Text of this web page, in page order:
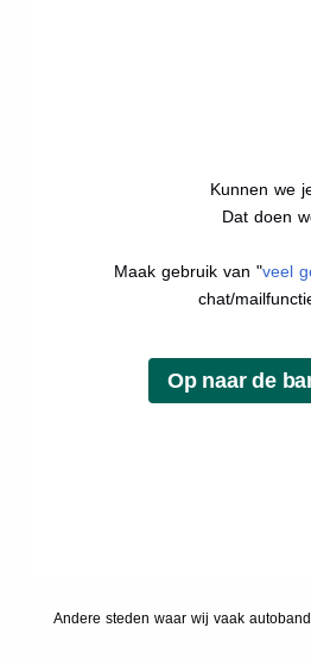
Kunnen we
Dat doen
Maak gebruik van "veel
chat/
Andere steden waar wij vaak